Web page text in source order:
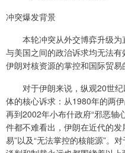
冲突爆发背景
本轮冲突从外交博弈升级为
与美国之间的政治诉求均无法
伊朗对核资源的掌控和国际贸易
对于伊朗来说，纵观20世纪
体的核心诉求：从1980年的两
再到2002年小布什政府“邪恶轴
件都不难看出，伊朗在近代的
易”以及“无法掌控的核能源”。